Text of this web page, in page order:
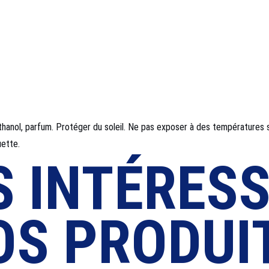
parfum. Protéger du soleil. Ne pas exposer à des